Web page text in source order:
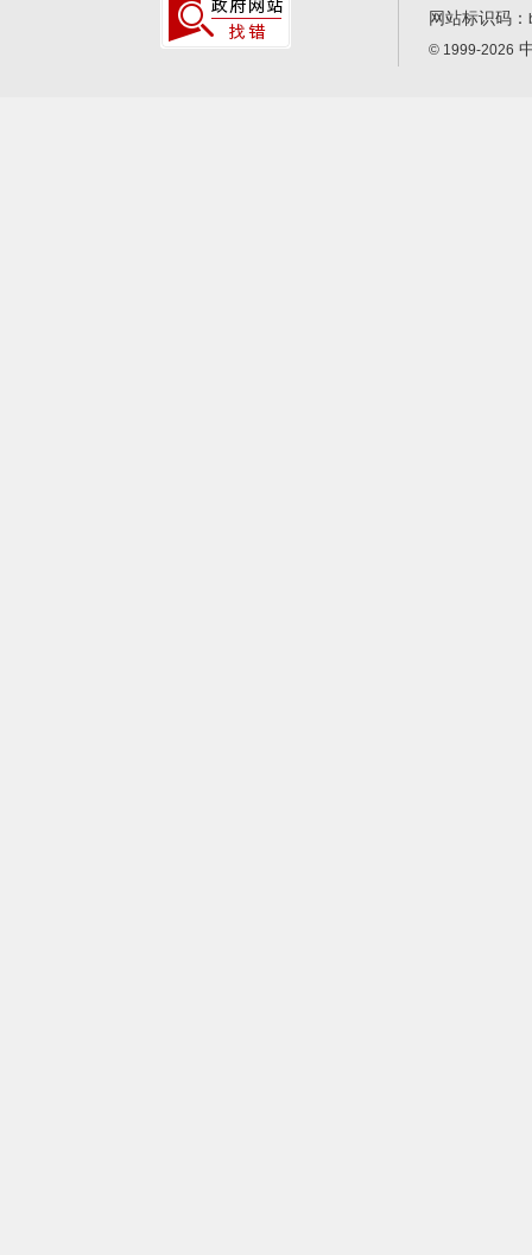
网站标识码：
© 1999-2026